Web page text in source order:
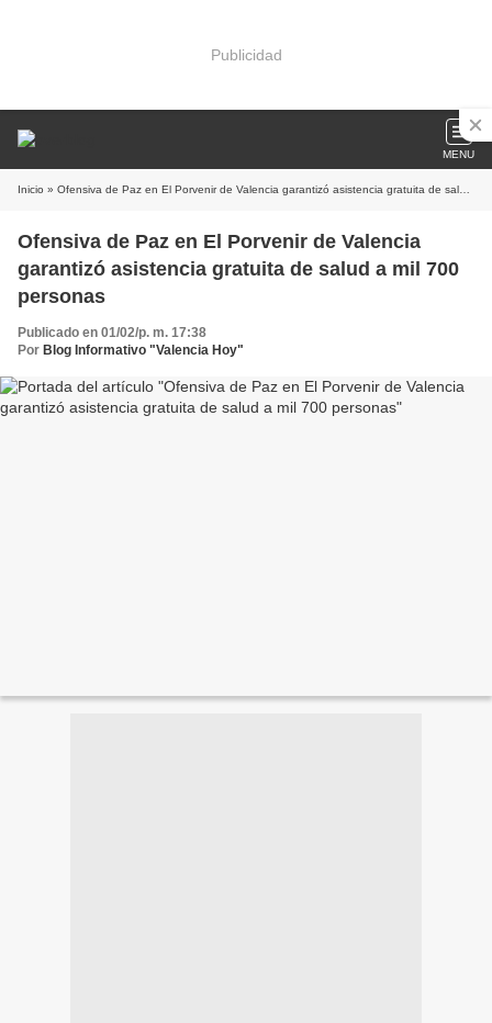
Publicidad
MENU
Inicio » Ofensiva de Paz en El Porvenir de Valencia garantizó asistencia gratuita de salud a mil 700 personas
Ofensiva de Paz en El Porvenir de Valencia
garantizó asistencia gratuita de salud a mil 700
personas
Publicado en 01/02/p. m. 17:38
Por Blog Informativo "Valencia Hoy"